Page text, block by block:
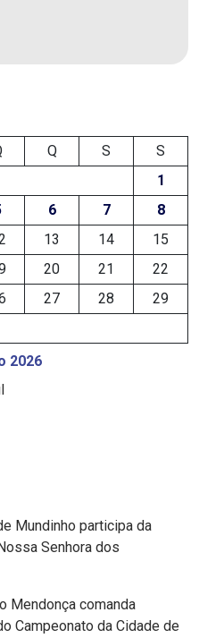
2026
Q S
S
1
6 7
8
13 14
15
20 21
22
27 28
29
Mundinho participa da
Senhora dos
Mendonça comanda
Campeonato da Cidade de